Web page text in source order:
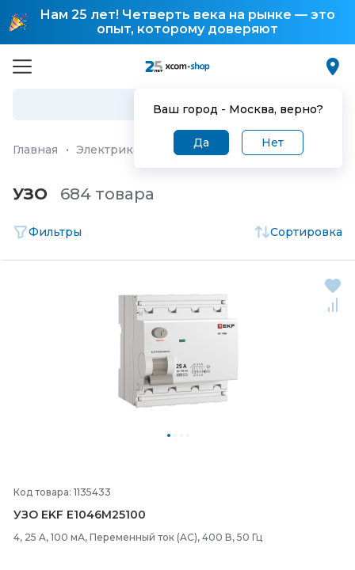
Нам 25 лет! Четверть века на рынке — это
опыт, которому доверяют
Ваш город - Москва, верно?
Да Нет
Главная · Электрика и системы электропитания
УЗО 684 товара
Фильтры Сортировка
Код товара: 1135433
УЗО EKF E1046M25100
4, 25 A, 100 мА, Переменный ток (AC), 400 В, 50 Гц